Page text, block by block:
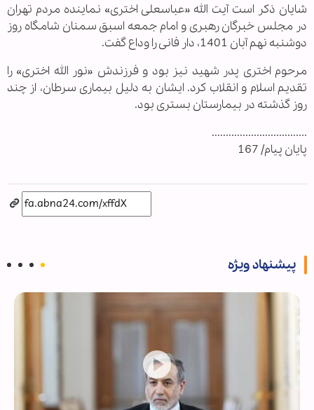
شایان ذکر است آیت الله «عباسعلی اختری» نماینده مردم تهران
در مجلس خبرگان رهبری و امام جمعه اسبق سمنان شامگاه روز
دوشنبه نهم آبان 1401، دار فانی را وداع گفت.
مرحوم اختری پدر شهید نیز بود و فرزندش «نور الله اختری» را
تقدیم اسلام و انقلاب کرد. ایشان به دلیل بیماری سرطان، از چند
روز گذشته در بیمارستان بستری بود.
..................................
پایان پیام/ 167
پیشنهاد ویژه